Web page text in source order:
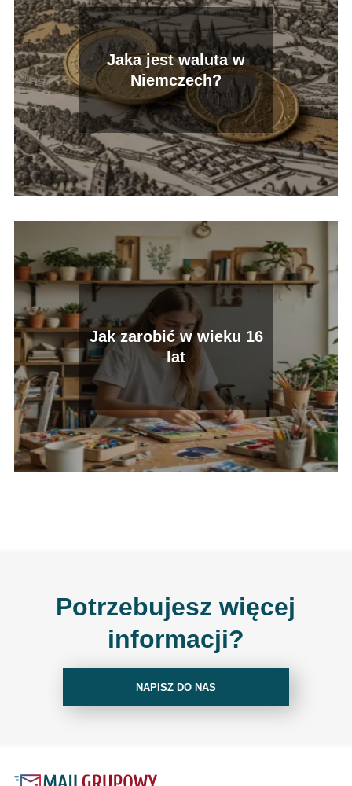
Jaka jest waluta w
Niemczech?
Jak zarobić w wieku 16
lat
Potrzebujesz więcej
informacji?
NAPISZ DO NAS